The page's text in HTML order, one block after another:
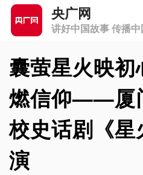
央广网
讲好中国故事 传播
囊萤星火映
燃信仰——厦
校史话剧《
演